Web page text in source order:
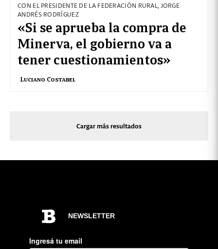
CON EL PRESIDENTE DE LA FEDERACIÓN RURAL, JORGE
ANDRÉS RODRÍGUEZ
«Si se aprueba la compra de
Minerva, el gobierno va a
tener cuestionamientos»
Luciano Costabel
Cargar más resultados